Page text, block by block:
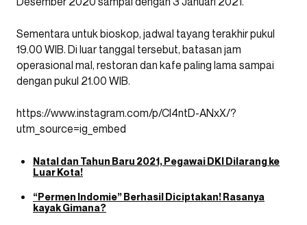
Sementara untuk bioskop, jadwal tayang terakhir pukul
19.00 WIB. Di luar tanggal tersebut, batasan jam
operasional mal, restoran dan kafe paling lama sampai
dengan pukul 21.00 WIB.
https://www.instagram.com/p/CI4ntD-ANxX/?
utm_source=ig_embed
Natal dan Tahun Baru 2021, Pegawai DKI Dilarang ke
Luar Kota!
“Permen Indomie” Berhasil Diciptakan! Rasanya
kayak Gimana?